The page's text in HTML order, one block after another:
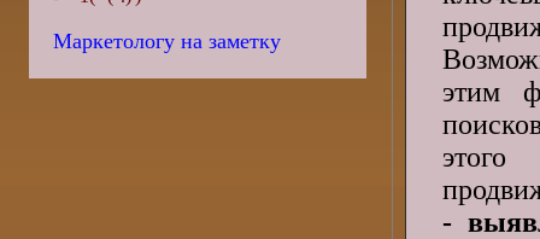
этим
этого
-
Маркетологу на заметку